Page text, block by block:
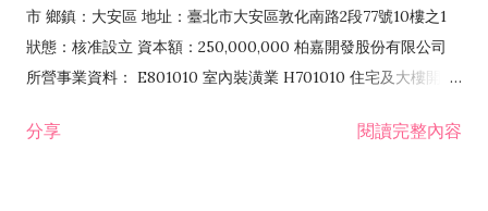
市 鄉鎮：大安區 地址：臺北市大安區敦化南路2段77號10樓之1
狀態：核准設立 資本額：250,000,000 柏嘉開發股份有限公司
所營事業資料： E801010 室內裝潢業 H701010 住宅及大樓開發
發業 H703090 不動產買賣業 H703100 不動產租賃業 I503010
分享 閱讀完整內容